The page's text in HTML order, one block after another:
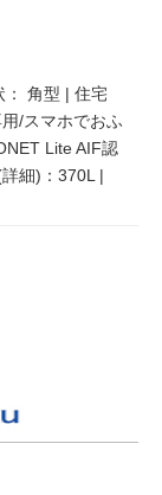
： 角型 | 住宅
/スマホでおふ
Lite AIF認
細)：370L |